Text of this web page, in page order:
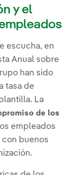
y el
escucha, en
Anual sobre
han sido
tasa de
La
de los
empleados
buenos